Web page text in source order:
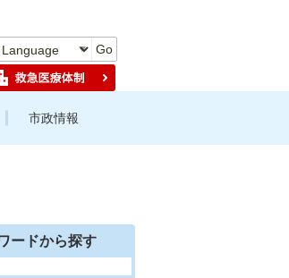
Go
市政情報
ードから探す